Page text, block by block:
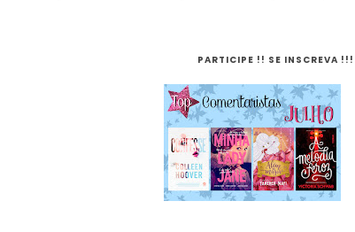
PARTICIPE !! SE INSCREVA !!!